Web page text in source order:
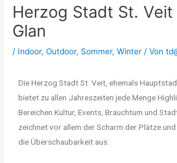
Herzog Stadt St.
Glan
/ Indoor,Outdoor, Sommer,Winter / Von
Die Herzog Stadt St. Veit, ehemals
bietet zu allen Jahreszeiten jede Menge
Bereichen Kultur, Events, Brauchtum und
zeichnet vor allem der Scharm der Plätze und
die Überschaubarkeit aus.